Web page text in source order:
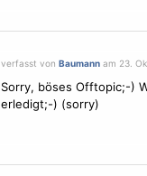
verfasst von Baumannam 23.
Sorry, böses Offtopic;-)
erledigt;-) (sorry)